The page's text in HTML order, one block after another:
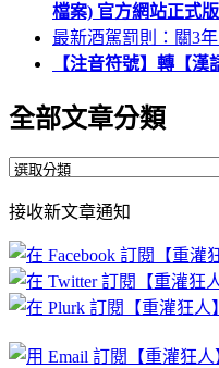
檔案) 官方網站正式
最新酒駕罰則：關3
【注音符號】轉【
全部文章分類
全
文
章
分
類
接收新文章通知